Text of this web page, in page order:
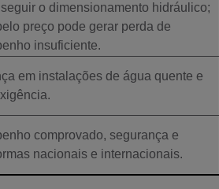
o dimensionamento hidráulico;
preço pode gerar perda de
insuficiente.
em instalações de água quente e
comprovado, segurança e
nacionais e internacionais.